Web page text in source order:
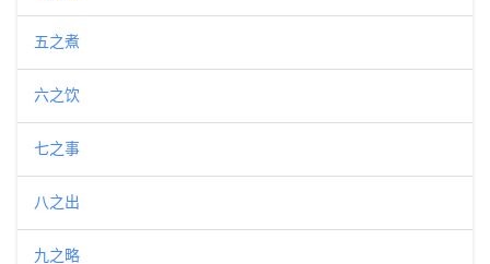
五之煮
六之饮
七之事
八之出
九之略